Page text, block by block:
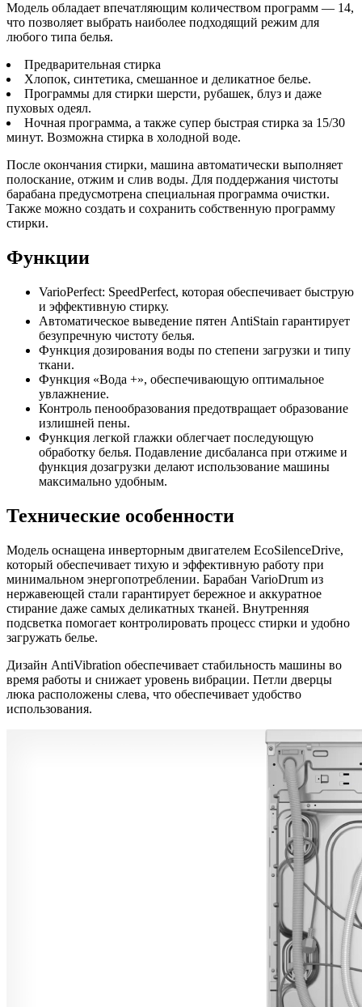
Модель обладает впечатляющим количеством программ — 14,
что позволяет выбрать наиболее подходящий режим для
любого типа белья.
Предварительная стирка
Хлопок, синтетика, смешанное и деликатное белье.
Программы для стирки шерсти, рубашек, блуз и даже
пуховых одеял.
Ночная программа, а также супер быстрая стирка за 15/30
минут. Возможна стирка в холодной воде.
После окончания стирки, машина автоматически выполняет
полоскание, отжим и слив воды. Для поддержания чистоты
барабана предусмотрена специальная программа очистки.
Также можно создать и сохранить собственную программу
стирки.
Функции
VarioPerfect: SpeedPerfect, которая обеспечивает быструю
и эффективную стирку.
Автоматическое выведение пятен AntiStain гарантирует
безупречную чистоту белья.
Функция дозирования воды по степени загрузки и типу
ткани.
Функция «Вода +», обеспечивающую оптимальное
увлажнение.
Контроль пенообразования предотвращает образование
излишней пены.
Функция легкой глажки облегчает последующую
обработку белья. Подавление дисбаланса при отжиме и
функция дозагрузки делают использование машины
максимально удобным.
Технические особенности
Модель оснащена инверторным двигателем EcoSilenceDrive,
который обеспечивает тихую и эффективную работу при
минимальном энергопотреблении. Барабан VarioDrum из
нержавеющей стали гарантирует бережное и аккуратное
стирание даже самых деликатных тканей. Внутренняя
подсветка помогает контролировать процесс стирки и удобно
загружать белье.
Дизайн AntiVibration обеспечивает стабильность машины во
время работы и снижает уровень вибрации. Петли дверцы
люка расположены слева, что обеспечивает удобство
использования.